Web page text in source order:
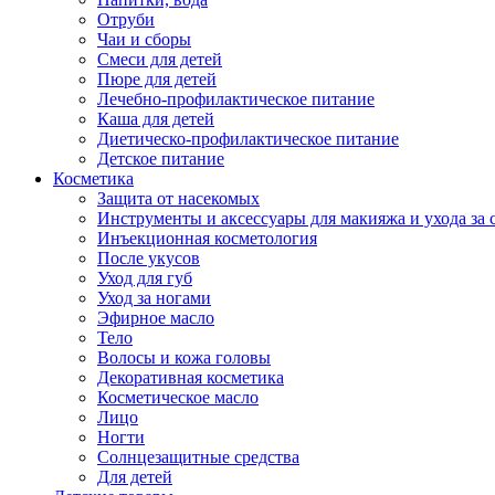
Отруби
Чаи и сборы
Смеси для детей
Пюре для детей
Лечебно-профилактическое питание
Каша для детей
Диетическо-профилактическое питание
Детское питание
Косметика
Защита от насекомых
Инструменты и аксессуары для макияжа и ухода за
Инъекционная косметология
После укусов
Уход для губ
Уход за ногами
Эфирное масло
Тело
Волосы и кожа головы
Декоративная косметика
Косметическое масло
Лицо
Ногти
Солнцезащитные средства
Для детей